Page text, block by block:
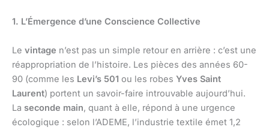
1. L’Émergence d’une Conscience Collective
Le vintage n’est pas un simple retour en arrière : c’est une
réappropriation de l’histoire. Les pièces des années 60-
90 (comme les Levi’s 501 ou les robes Yves Saint
Laurent) portent un savoir-faire introuvable aujourd’hui.
La seconde main, quant à elle, répond à une urgence
écologique : selon l’ADEME, l’industrie textile émet 1,2